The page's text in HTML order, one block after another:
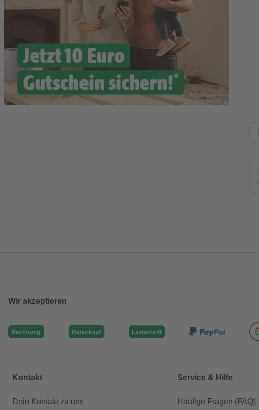
Wir akzeptieren
Kontakt
Dein Kontakt zu uns
Service & Hilfe
Häufige Fragen (FAQ)